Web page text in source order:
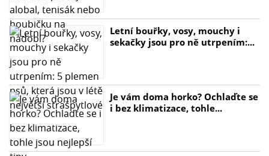
Letní bouřky, vosy, mouchy i
sekačky jsou pro ně utrpením:...
Je vám doma horko? Ochlaďte se
i bez klimatizace, tohle...